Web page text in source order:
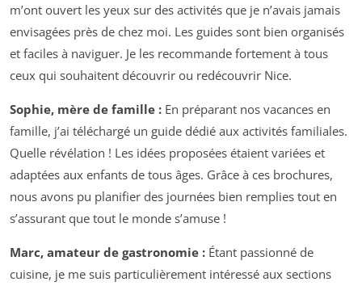
m’ont ouvert les yeux sur des activités que je n’avais jamais
envisagées près de chez moi. Les guides sont bien organisés
et faciles à naviguer. Je les recommande fortement à tous
ceux qui souhaitent découvrir ou redécouvrir Nice.
Sophie, mère de famille : En préparant nos vacances en
famille, j’ai téléchargé un guide dédié aux activités familiales.
Quelle révélation ! Les idées proposées étaient variées et
adaptées aux enfants de tous âges. Grâce à ces brochures,
nous avons pu planifier des journées bien remplies tout en
s’assurant que tout le monde s’amuse !
Marc, amateur de gastronomie : Étant passionné de
cuisine, je me suis particulièrement intéressé aux sections